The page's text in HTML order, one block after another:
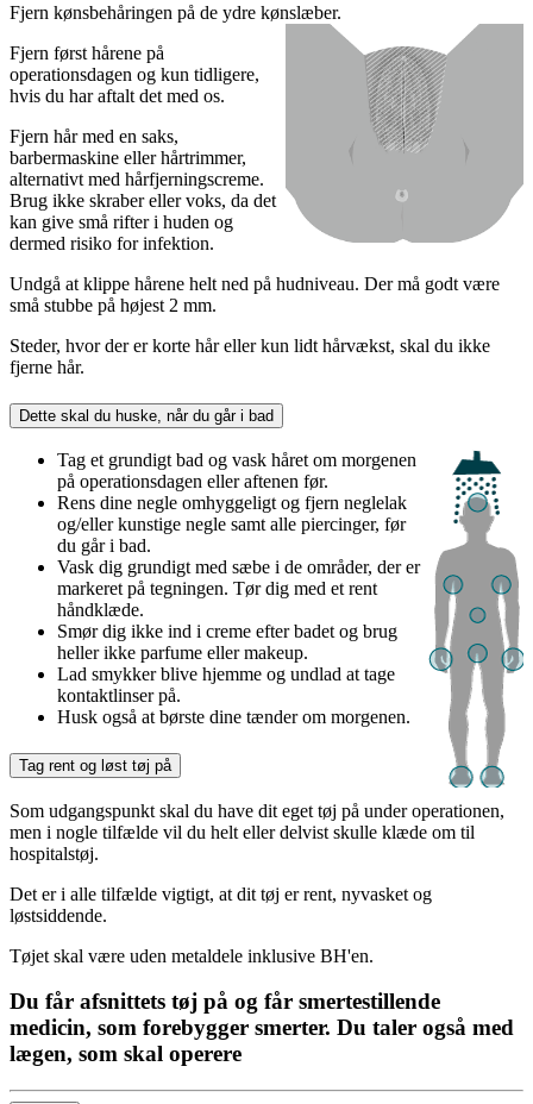
Fjern kønsbehåringen på de ydre kønslæber.
Fjern først hårene på
operationsdagen og kun tidligere,
hvis du har aftalt det med os.
Fjern hår med en saks,
barbermaskine eller hårtrimmer,
alternativt med hårfjerningscreme.
Brug ikke skraber eller voks, da det
kan give små rifter i huden og
dermed risiko for infektion.
Undgå at klippe hårene helt ned på hudniveau. Der må godt være
små stubbe på højest 2 mm.
Steder, hvor der er korte hår eller kun lidt hårvækst, skal du ikke
fjerne hår.
Dette skal du huske, når du går i bad
Tag et grundigt bad og vask håret om morgenen
på operationsdagen eller aftenen før.
Rens dine negle omhyggeligt og fjern neglelak
og/eller kunstige negle samt alle piercinger, før
du går i bad.
Vask dig grundigt med sæbe i de områder, der er
markeret på tegningen. Tør dig med et rent
håndklæde.
Smør dig ikke ind i creme efter badet og brug
heller ikke parfume eller makeup.
Lad smykker blive hjemme og undlad at tage
kontaktlinser på.
Husk også at børste dine tænder om morgenen.
Tag rent og løst tøj på
Som udgangspunkt skal du have dit eget tøj på under operationen,
men i nogle tilfælde vil du helt eller delvist skulle klæde om til
hospitalstøj.
Det er i alle tilfælde vigtigt, at dit tøj er rent, nyvasket og
løstsiddende.
Tøjet skal være uden metaldele inklusive BH'en.
Du får afsnittets tøj på og får smertestillende
medicin, som forebygger smerter. Du taler også med
lægen, som skal operere